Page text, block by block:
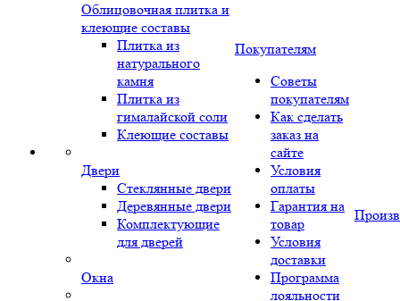
Облицовочная плитка и
клеющие составы
Плитка из
натурального
камня
Плитка из
гималайской соли
Клеющие составы
Двери
Стеклянные двери
Деревянные двери
Комплектующие
для дверей
Окна
Покупателям
Советы
покупателям
Как сделать
заказ на
сайте
Условия
оплаты
Гарантия на
товар
Условия
доставки
Программа
лояльности